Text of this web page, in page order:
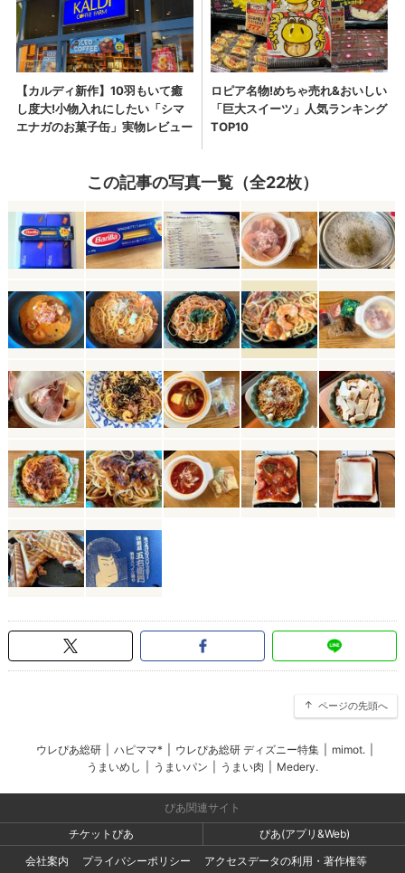
この記事の写真一覧（全22枚）
ページの先頭へ
ウレぴあ総研 ハピママ* ウレぴあ総研 ディズニー特集 mimot.
うまいめし
うまいパン うまい肉 Medery.
ぴあ関連サイト
チケットぴあ
ぴあ(アプリ&Web)
会社案内
プライバシーポリシー アクセスデータの利用・著作権等